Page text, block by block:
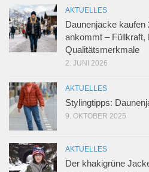
AKTUELLES
Daunenjacke
ankommt – Füllkraft,
Qualitätsmerkmale
2. JUNI 2026
AKTUELLES
Stylingtipps:
9. OKTOBER 2025
AKTUELLES
Der khakigrüne